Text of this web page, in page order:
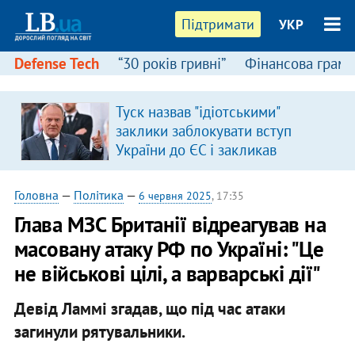
Підтримати УКР
Defense Tech “30 років гривні” Фінансова
Туск назвав "ідіотськими"
заклики заблокувати вступ
України до ЄС і закликав
припинити антиукраїнську
риторику
Головна — Політика — 6 червня 2025, 17:35
Глава МЗС Британії відреагував на
масовану атаку РФ по Україні: "Це
не військові цілі, а варварські дії"
Девід Ламмі згадав, що під час атаки
загинули рятувальники.